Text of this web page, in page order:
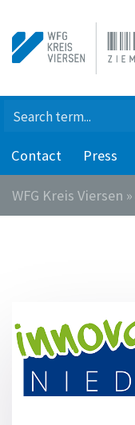
Contact Press
WFG Kreis Viersen »